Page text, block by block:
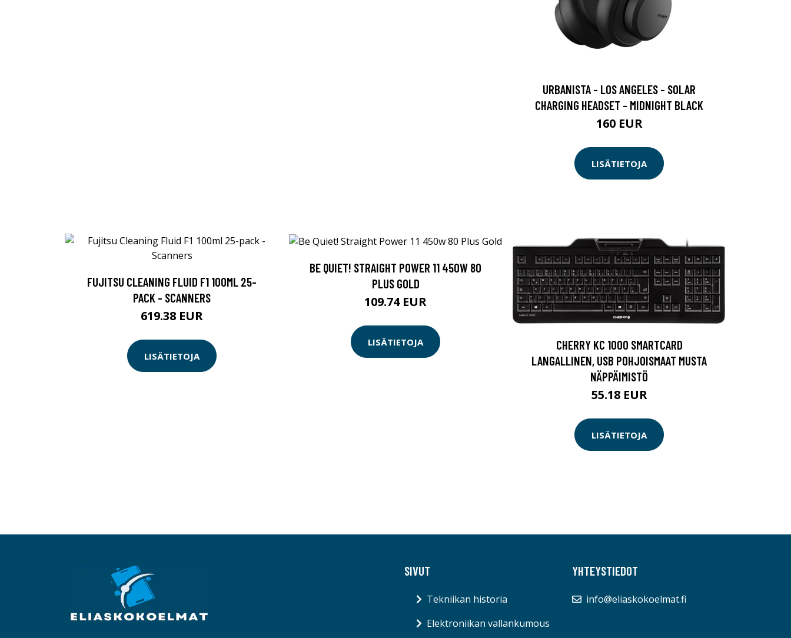
URBANISTA - LOS ANGELES - SOLAR
CHARGING HEADSET - MIDNIGHT BLACK
160 EUR
LISÄTIETOJA
FUJITSU CLEANING FLUID F1 100ML 25-
PACK - SCANNERS
619.38 EUR
LISÄTIETOJA
BE QUIET! STRAIGHT POWER 11 450W 80
PLUS GOLD
109.74 EUR
LISÄTIETOJA
CHERRY KC 1000 SMARTCARD
LANGALLINEN, USB POHJOISMAAT MUSTA
NÄPPÄIMISTÖ
55.18 EUR
LISÄTIETOJA
SIVUT
Tekniikan historia
Elektroniikan vallankumous
YHTEYSTIEDOT
info@eliaskokoelmat.fi